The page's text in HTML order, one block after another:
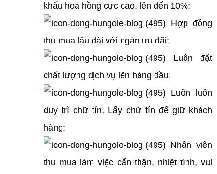
khấu hoa hồng cực cao, lên đến 10%;
Hợp đồng
thu mua lâu dài với ngàn ưu đãi;
Luôn đặt
chất lượng dịch vụ lên hàng đầu;
Luôn luôn
duy trì chữ tín, Lấy chữ tín để giữ khách
hàng;
Nhân viên
thu mua làm việc cẩn thận, nhiệt tình, vui